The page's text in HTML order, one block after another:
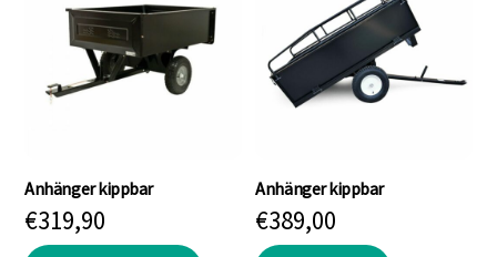
Anhänger kippbar
€319,90
Anhänger kippbar
€389,00